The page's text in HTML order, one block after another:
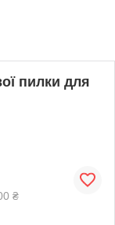
пилки для
₴